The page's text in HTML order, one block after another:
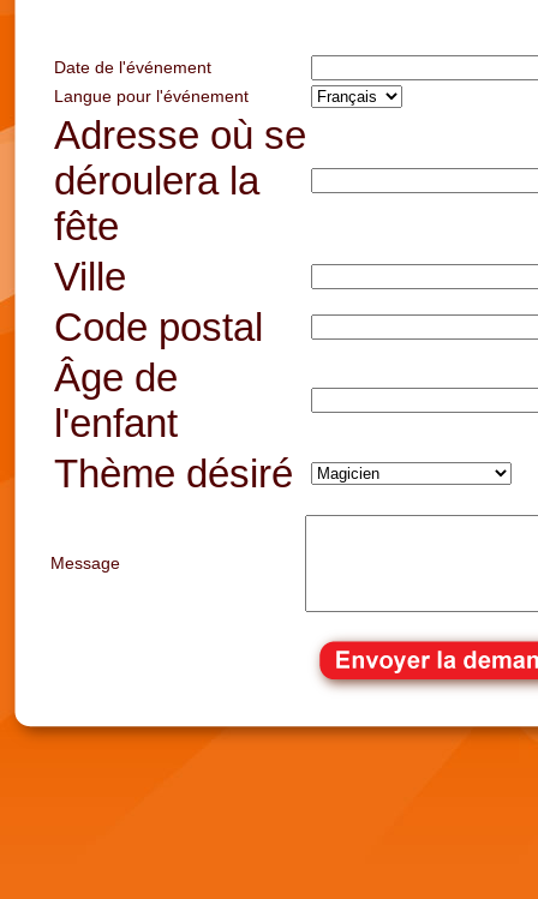
Date de l'événement
Langue pour l'événement
Adresse où se
déroulera la
fête
Ville
Code postal
Âge de
l'enfant
Thème désiré
Message